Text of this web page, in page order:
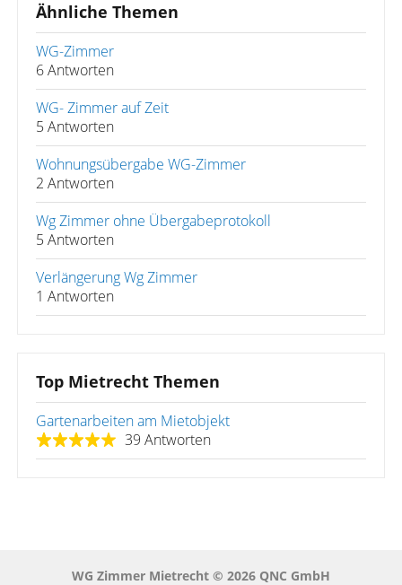
Ähnliche Themen
WG-Zimmer
6 Antworten
WG- Zimmer auf Zeit
5 Antworten
Wohnungsübergabe WG-Zimmer
2 Antworten
Wg Zimmer ohne Übergabeprotokoll
5 Antworten
Verlängerung Wg Zimmer
1 Antworten
Top Mietrecht Themen
Gartenarbeiten am Mietobjekt
39 Antworten
WG Zimmer Mietrecht © 2026 QNC GmbH